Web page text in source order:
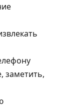
заметить,